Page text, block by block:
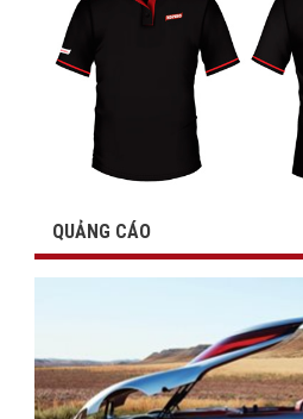
QUẢNG CÁO